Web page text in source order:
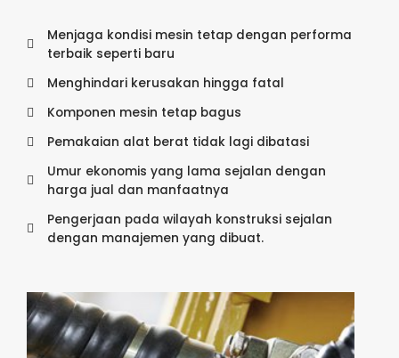
Menjaga kondisi mesin tetap dengan performa
terbaik seperti baru
Menghindari kerusakan hingga fatal
Komponen mesin tetap bagus
Pemakaian alat berat tidak lagi dibatasi
Umur ekonomis yang lama sejalan dengan
harga jual dan manfaatnya
Pengerjaan pada wilayah konstruksi sejalan
dengan manajemen yang dibuat.